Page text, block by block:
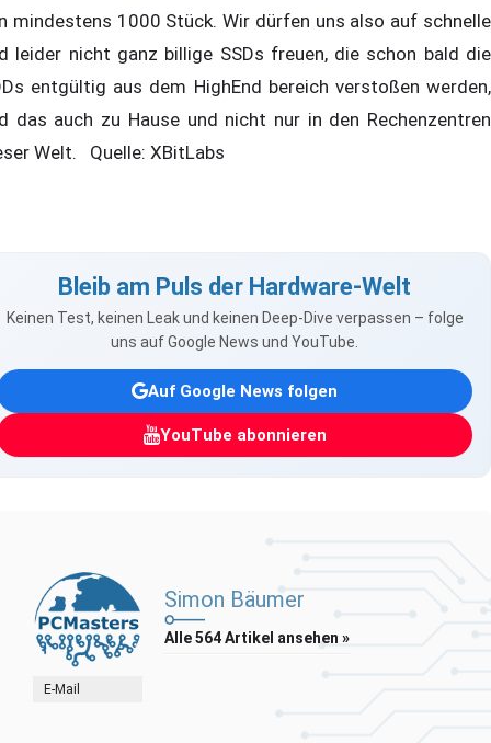
mindestens 1000 Stück. Wir dürfen uns also auf schnelle
leider nicht ganz billige SSDs freuen, die schon bald die
entgültig aus dem HighEnd bereich verstoßen werden,
das auch zu Hause und nicht nur in den Rechenzentren
Welt. Quelle: XBitLabs
Bleib am Puls der Hardware-Welt
Keinen Test, keinen Leak und keinen Deep-Dive verpassen – folge
uns auf Google News und YouTube.
Auf Google News folgen
YouTube abonnieren
E-Mail
Simon Bäumer
Alle 564 Artikel ansehen »